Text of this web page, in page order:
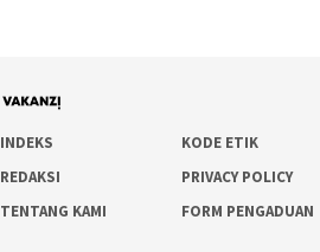
INDEKS KODE ETIK
REDAKSI
PRIVACY POLICY
TENTANG KAMI
FORM PENGADUAN